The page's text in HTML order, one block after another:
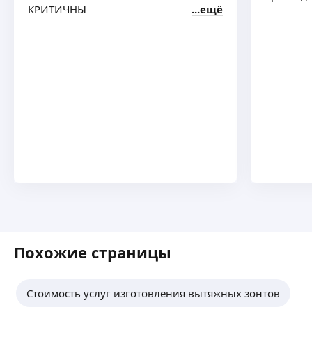
КРИТИЧНЫ
ещё
Похожие страницы
Стоимость услуг изготовления вытяжных зонтов